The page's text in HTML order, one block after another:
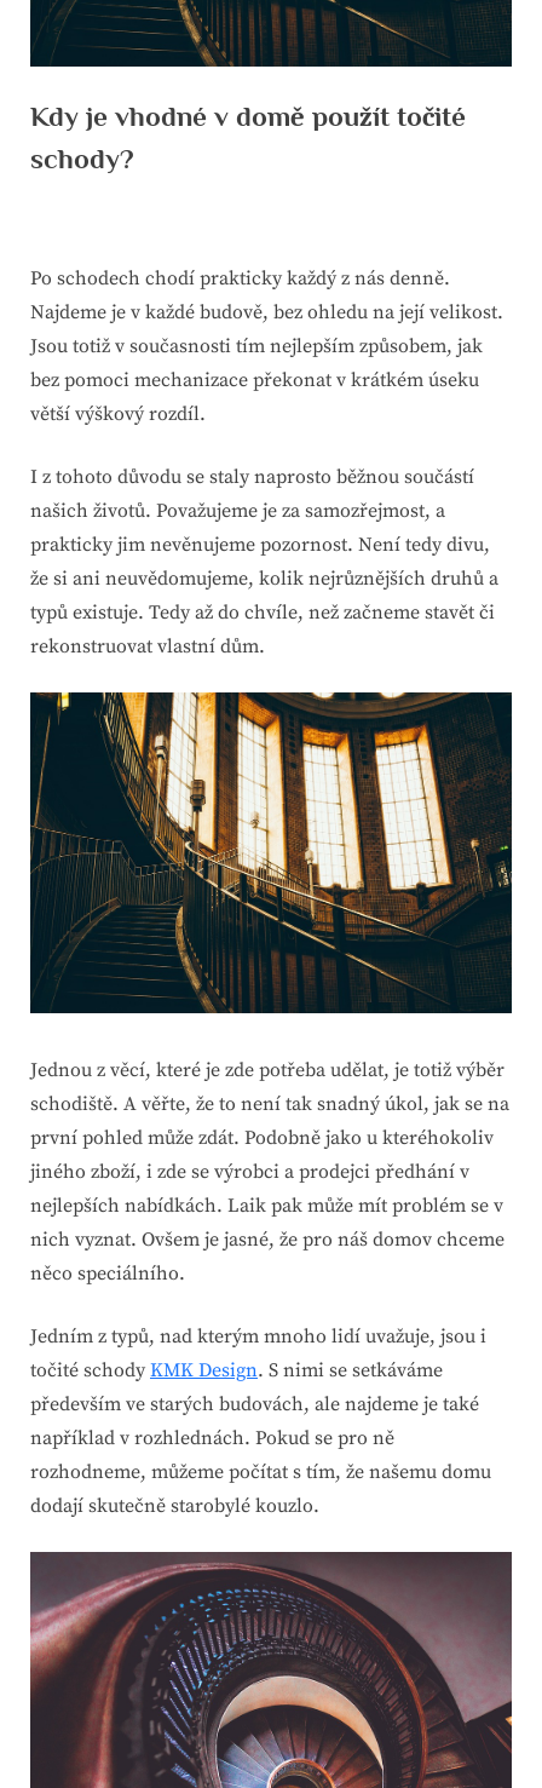
Kdy je vhodné v domě použít točité
schody?
Po schodech chodí prakticky každý z nás denně.
Najdeme je v každé budově, bez ohledu na její velikost.
Jsou totiž v současnosti tím nejlepším způsobem, jak
bez pomoci mechanizace překonat v krátkém úseku
větší výškový rozdíl.
I z tohoto důvodu se staly naprosto běžnou součástí
našich životů. Považujeme je za samozřejmost, a
prakticky jim nevěnujeme pozornost. Není tedy divu,
že si ani neuvědomujeme, kolik nejrůznějších druhů a
typů existuje. Tedy až do chvíle, než začneme stavět či
rekonstruovat vlastní dům.
Jednou z věcí, které je zde potřeba udělat, je totiž výběr
schodiště. A věřte, že to není tak snadný úkol, jak se na
první pohled může zdát. Podobně jako u kteréhokoliv
jiného zboží, i zde se výrobci a prodejci předhání v
nejlepších nabídkách. Laik pak může mít problém se v
nich vyznat. Ovšem je jasné, že pro náš domov chceme
něco speciálního.
Jedním z typů, nad kterým mnoho lidí uvažuje, jsou i
točité schody KMK Design. S nimi se setkáváme
především ve starých budovách, ale najdeme je také
například v rozhlednách. Pokud se pro ně
rozhodneme, můžeme počítat s tím, že našemu domu
dodají skutečně starobylé kouzlo.